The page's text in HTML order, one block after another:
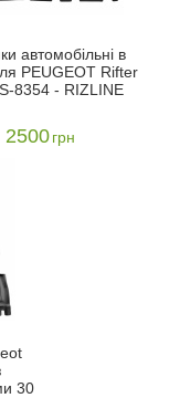
автомобільні в
PEUGEOT Rifter
8354 - RIZLINE
2500грн
30